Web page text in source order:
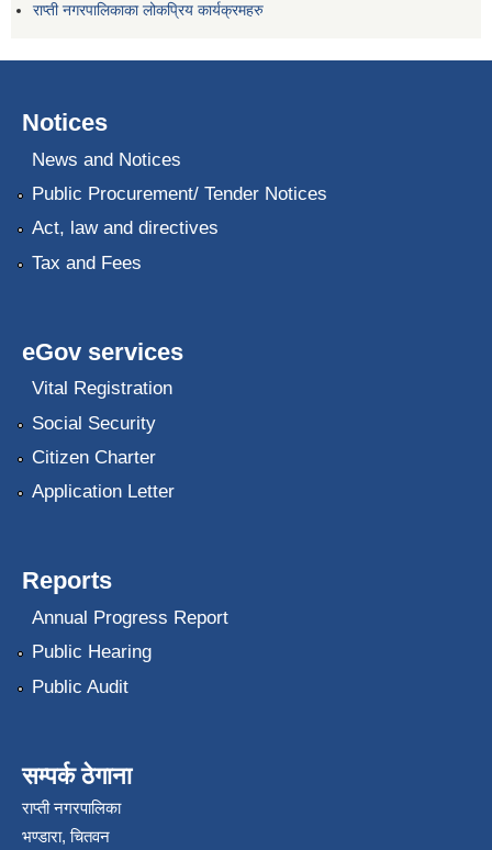
राप्ती नगरपालिकाका लोकप्रिय कार्यक्रमहरु
Notices
News and Notices
Public Procurement/ Tender Notices
Act, law and directives
Tax and Fees
eGov services
Vital Registration
Social Security
Citizen Charter
Application Letter
Reports
Annual Progress Report
Public Hearing
Public Audit
सम्पर्क ठेगाना
राप्ती नगरपालिका
भण्डारा, चितवन